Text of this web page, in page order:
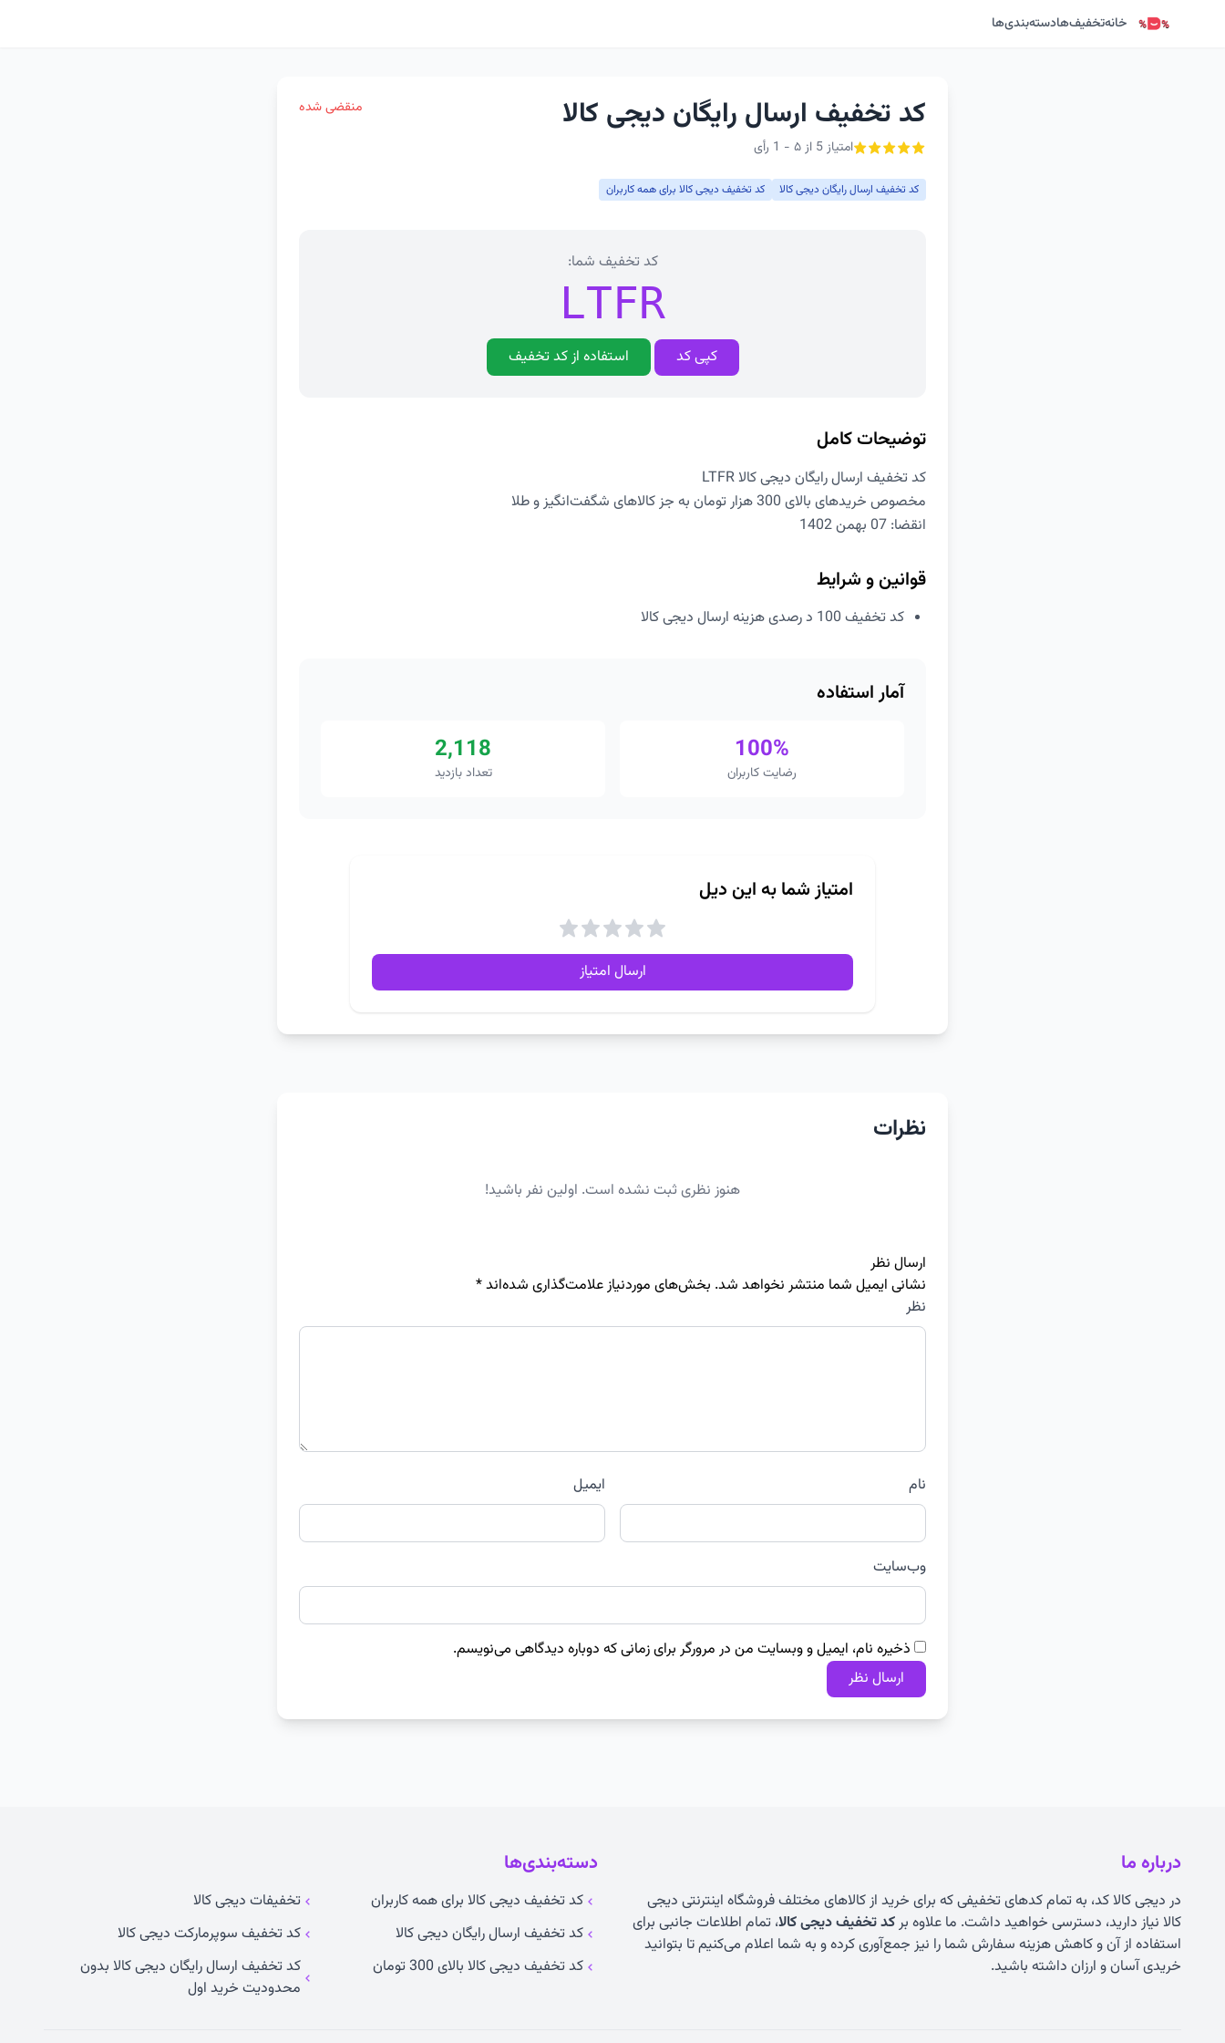
خانهتخفیف‌هادسته‌بندی‌ها
کد تخفیف ارسال رایگان دیجی کالا
امتیاز 5 از ۵ - 1 رأی
منقضی شده
کد تخفیف ارسال رایگان دیجی کالا کد تخفیف دیجی کالا برای همه کاربران
کد تخفیف شما:
LTFR
کپی کد استفاده از کد تخفیف
توضیحات کامل
کد تخفیف ارسال رایگان دیجی کالا LTFR
مخصوص خریدهای بالای 300 هزار تومان به جز کالاهای شگفت‌انگیز و طلا
انقضا: 07 بهمن 1402
قوانین و شرایط
کد تخفیف 100 د رصدی هزینه ارسال دیجی کالا
آمار استفاده
100%
رضایت کاربران
2,118
تعداد بازدید
امتیاز شما به این دیل
ارسال امتیاز
نظرات
هنوز نظری ثبت نشده است. اولین نفر باشید!
ارسال نظر
نشانی ایمیل شما منتشر نخواهد شد. بخش‌های موردنیاز علامت‌گذاری شده‌اند*
نظر
نام ایمیل
وب‌سایت
ذخیره نام، ایمیل و وبسایت من در مرورگر برای زمانی که دوباره دیدگاهی می‌نویسم.
درباره ما
در دیجی کالا کد، به تمام کدهای تخفیفی که برای خرید از کالاهای مختلف فروشگاه اینترنتی دیجی
کالا نیاز دارید، دسترسی خواهید داشت. ما علاوه برکد تخفیف دیجی کالا، تمام اطلاعات جانبی برای
استفاده از آن و کاهش هزینه سفارش شما را نیز جمع‌آوری کرده و به شما اعلام می‌کنیم تا بتوانید
خریدی آسان و ارزان داشته باشید.
دسته‌بندی‌ها
کد تخفیف دیجی کالا برای همه کاربران
تخفیفات دیجی کالا
کد تخفیف ارسال رایگان دیجی کالا
کد تخفیف سوپرمارکت دیجی کالا
کد تخفیف دیجی کالا بالای 300 تومان
کد تخفیف ارسال رایگان دیجی کالا بدون
محدودیت خرید اول